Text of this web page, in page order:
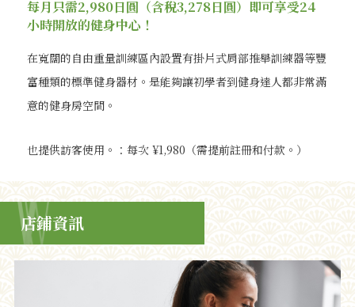
每月只需2,980日圓（含稅3,278日圓）即可享受24
小時開放的健身中心！
在寬闊的自由重量訓練區內設置有掛片式肩部推舉訓練器等豐
富種類的標準健身器材。是能夠讓初學者到健身達人都非常滿
意的健身房空間。
也提供訪客使用。：每次 ¥1,980（需提前註冊和付款。）
店鋪資訊